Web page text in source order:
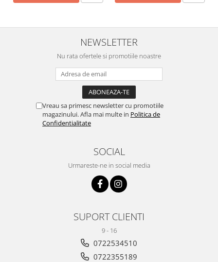
NEWSLETTER
Nu rata ofertele si promotiile noastre
Vreau sa primesc newsletter cu promotiile
magazinului. Afla mai multe in Politica de
Confidentialitate
SOCIAL
Urmareste-ne in social media
SUPORT CLIENTI
9 - 16
0722534510
0722355189